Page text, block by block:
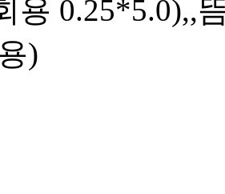
용 0.25*5.0),,
)